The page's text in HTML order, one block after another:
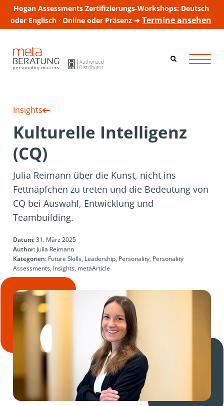
Hogan Assessments Zertifizierungs‑Workshops: Deutsch
oder Englisch · Online oder Präsenz ➜ Termine ansehen
Insights
Kulturelle Intelligenz
(CQ)
Julia Reimann über die Kunst, nicht ins
Fettnäpfchen zu treten und die Bedeutung von
CQ bei Auswahl, Entwicklung und
Teambuilding.
Datum:31. März 2025
Author: Julia Reimann
Kategorien: Future Skills, Leadership, Personality, Personality
Assessments, Insights, metaArticle